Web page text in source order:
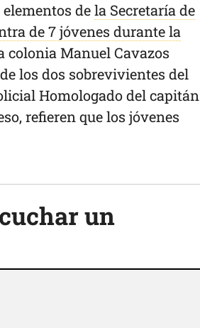
dela Secretaría de
de 7 jóvenes durante la
colonia Manuel Cavazos
los dos sobrevivientes del
Homologado del capitán
refieren que los jóvenes
un